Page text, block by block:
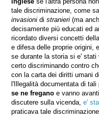
tale discriminazione, come
invasioni di stranieri (ma
decisamente più educati ed
ricordato diversi concetti
e difesa delle proprie origini,
se durante la storia si e' stati
certo discriminando contro
con la carta dei diritti umani
l'Illegalità documentata di
se ne fregano e vanno
discutere sulla vicenda, e'
praticava tale